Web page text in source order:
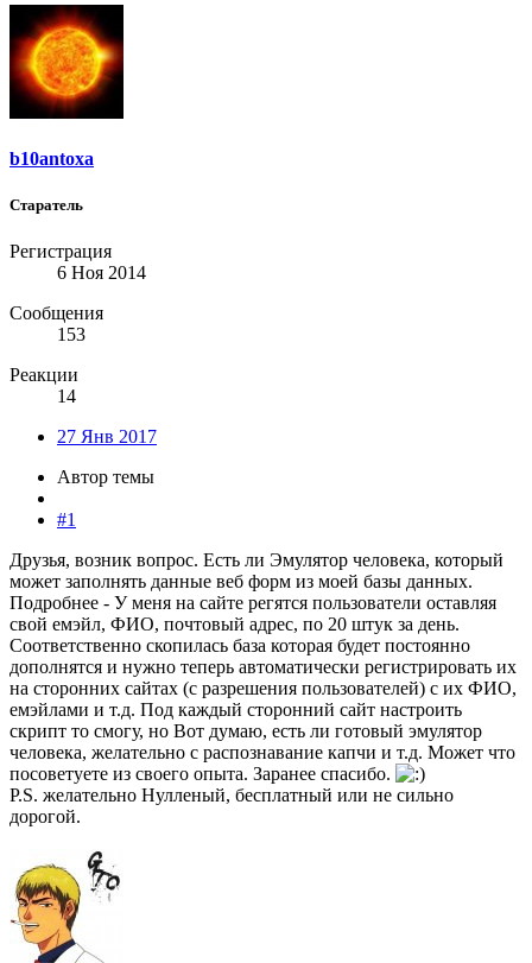
b10antoxa
Старатель
Регистрация
6 Ноя 2014
Сообщения
153
Реакции
14
27 Янв 2017
Автор темы
#1
Друзья, возник вопрос. Есть ли Эмулятор человека, который
может заполнять данные веб форм из моей базы данных.
Подробнее - У меня на сайте регятся пользователи оставляя
свой емэйл, ФИО, почтовый адрес, по 20 штук за день.
Соответственно скопилась база которая будет постоянно
дополнятся и нужно теперь автоматически регистрировать их
на сторонних сайтах (с разрешения пользователей) с их ФИО,
емэйлами и т.д. Под каждый сторонний сайт настроить
скрипт то смогу, но Вот думаю, есть ли готовый эмулятор
человека, желательно с распознавание капчи и т.д. Может что
посоветуете из своего опыта. Заранее спасибо.
P.S. желательно Нулленый, бесплатный или не сильно
дорогой.